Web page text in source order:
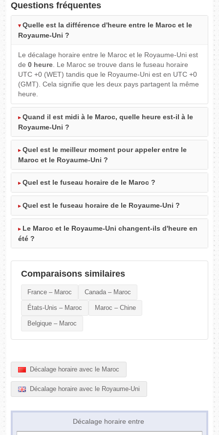
Questions fréquentes
Quelle est la différence d'heure entre le Maroc et le
Royaume-Uni ?
Le décalage horaire entre le Maroc et le Royaume-Uni est
de0 heure. Le Maroc se trouve dans le fuseau horaire
UTC +0 (WET) tandis que le Royaume-Uni est en UTC +0
(GMT). Cela signifie que les deux pays partagent la même
heure.
Quand il est midi à le Maroc, quelle heure est-il à le
Royaume-Uni ?
Quel est le meilleur moment pour appeler entre le
Maroc et le Royaume-Uni ?
Quel est le fuseau horaire de le Maroc ?
Quel est le fuseau horaire de le Royaume-Uni ?
Le Maroc et le Royaume-Uni changent-ils d'heure en
été ?
Comparaisons similaires
France – Maroc Canada – Maroc
États-Unis – Maroc Maroc – Chine
Belgique – Maroc
Décalage horaire avec le Maroc
Décalage horaire avec le Royaume-Uni
Décalage horaire entre